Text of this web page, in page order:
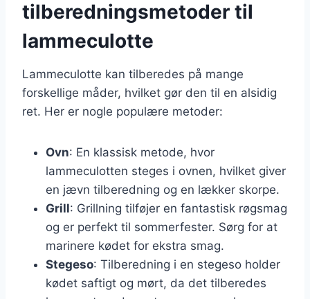
tilberedningsmetoder til
lammeculotte
Lammeculotte kan tilberedes på mange
forskellige måder, hvilket gør den til en alsidig
ret. Her er nogle populære metoder:
Ovn: En klassisk metode, hvor
lammeculotten steges i ovnen, hvilket giver
en jævn tilberedning og en lækker skorpe.
Grill: Grillning tilføjer en fantastisk røgsmag
og er perfekt til sommerfester. Sørg for at
marinere kødet for ekstra smag.
Stegeso: Tilberedning i en stegeso holder
kødet saftigt og mørt, da det tilberedes